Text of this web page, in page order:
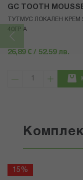
GC TOOTH
ТУТМУС ЛОКАЛЕН КРЕМ
40ГР. А
26,89 € / 52.59 лв.
15%